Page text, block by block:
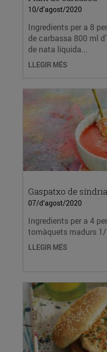
10/d’agost/2020
Ingredients per a 8
de carbassa 800 ml
de nata líquida...
LLEGIR MÉS
Gaspatxo de síndria
07/d’agost/2020
Ingredients per a 4
tomàquets madurs
LLEGIR MÉS